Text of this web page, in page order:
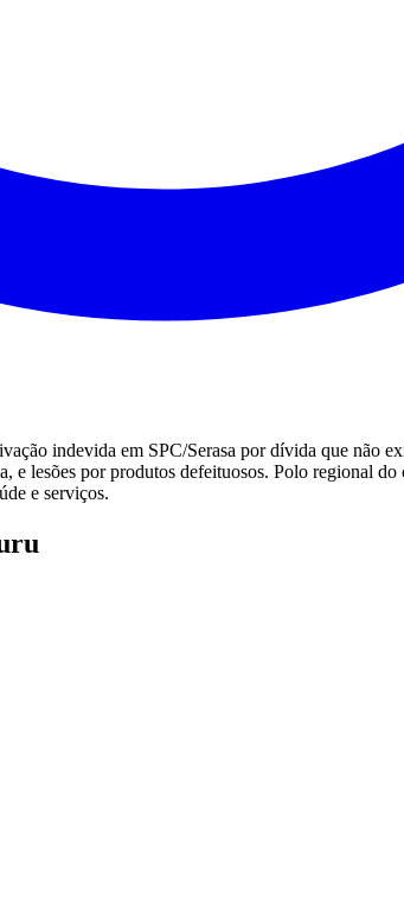
indevida em SPC/Serasa por dívida que não
e lesões por produtos defeituosos. Polo regional
e serviços.